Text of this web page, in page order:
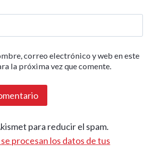
correo electrónico y web en este
la próxima vez que comente.
para reducir el spam.
procesan los datos de tus